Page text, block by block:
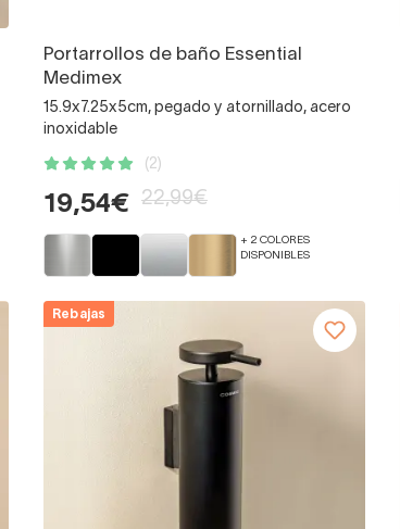
Portarrollos de baño Essential
Medimex
15.9x7.25x5cm, pegado y atornillado, acero
inoxidable
(2)
19,54€ 22,99€
+ 2 COLORES
DISPONIBLES
Rebajas